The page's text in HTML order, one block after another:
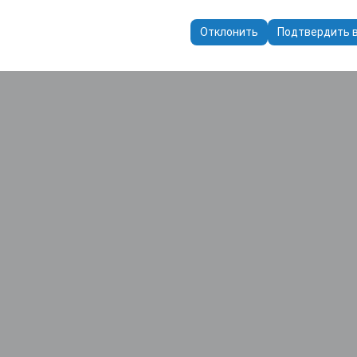
настроек пользовательского интерфейса, языковых
Отклонить Подтвердить